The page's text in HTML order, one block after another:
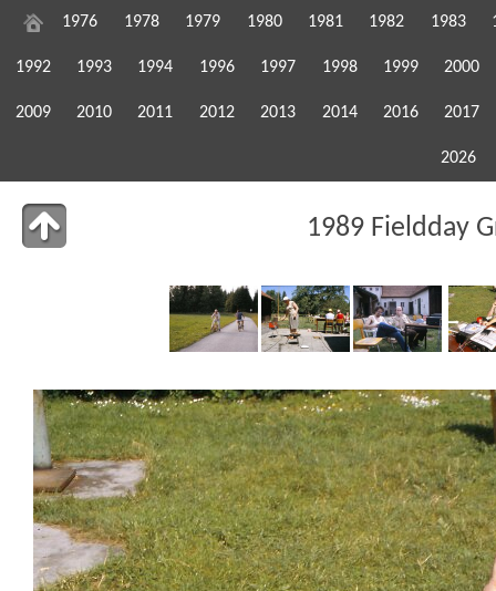
1976 1978 1979 1980 1981 1982 1983
1992 1993 1994 1996 1997 1998 1999 2000
2009 2010 2011 2012 2013 2014 2016 2017
2026
1989 Fieldday